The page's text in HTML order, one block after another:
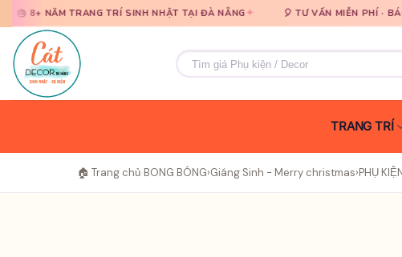
qua
nội
dung
qua
nội
dung
TRÍ SINH NHẬT TẠI ĐÀ NẴNG✦ 🎈 TƯ VẤN MIỄN PHÍ · BÁO GIÁ TRONG 5
Tìm
kiếm:
TRANG TRÍ
🏠 Trang chủ BONG BÓNG›Giáng Sinh - Merry christmas›PHỤ